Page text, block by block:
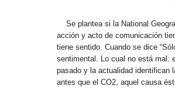
Se plantea si la National
acción y acto de comunicación
tiene sentido. Cuando se dice
sentimental. Lo cual no está mal:
pasado y la actualidad identifican
antes que el CO2, aquel causa